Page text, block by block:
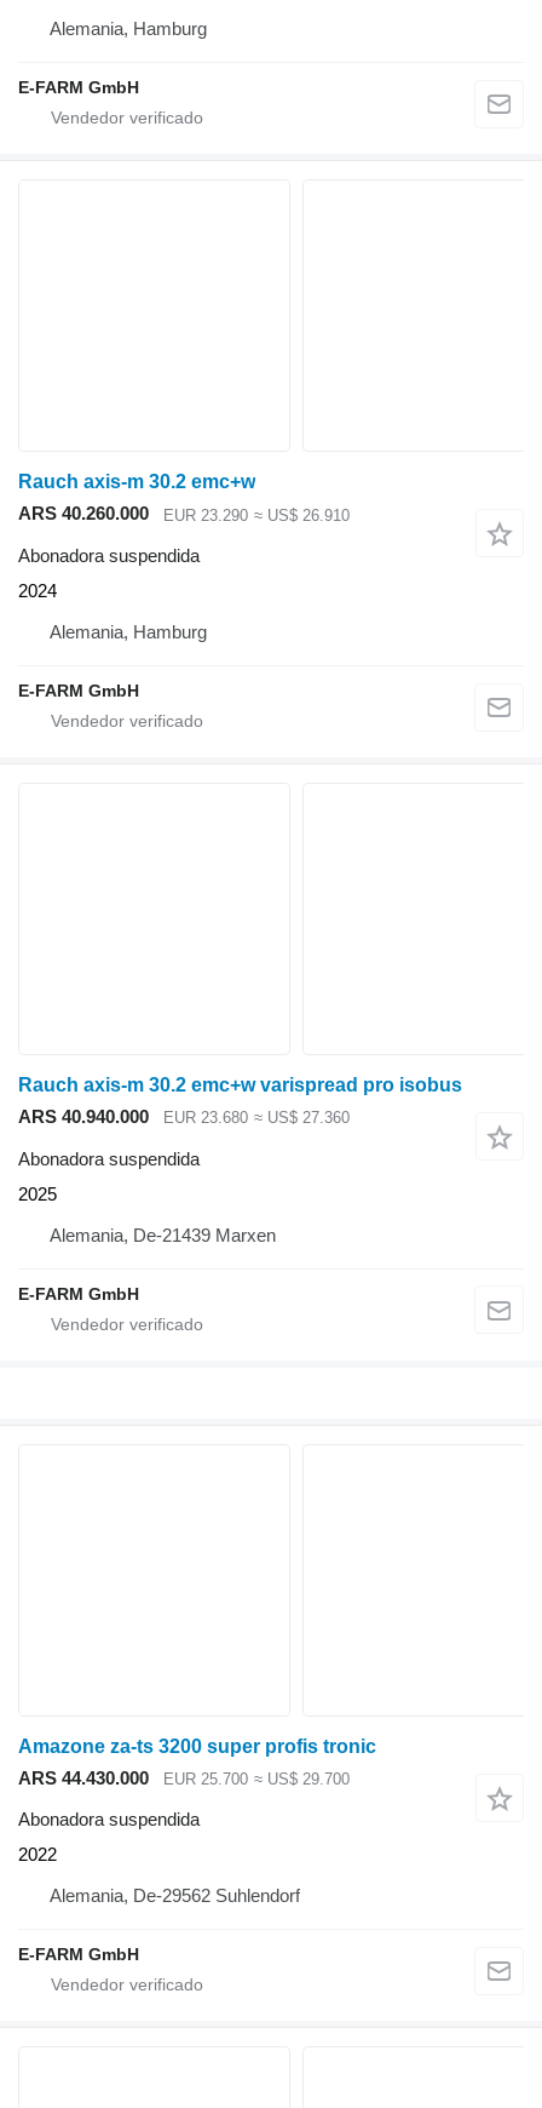
Alemania, Hamburg
E-FARM GmbH
Rauch axis-m 30.2 emc+w
ARS 40.260.000
EUR 23.290 ≈ US$ 26.910
Abonadora suspendida
2024
Alemania, Hamburg
E-FARM GmbH
Rauch axis-m 30.2 emc+w varispread pro isobus
ARS 40.940.000
EUR 23.680 ≈ US$ 27.360
Abonadora suspendida
2025
Alemania, De-21439 Marxen
E-FARM GmbH
Amazone za-ts 3200 super profis tronic
ARS 44.430.000
EUR 25.700 ≈ US$ 29.700
Abonadora suspendida
2022
Alemania, De-29562 Suhlendorf
E-FARM GmbH